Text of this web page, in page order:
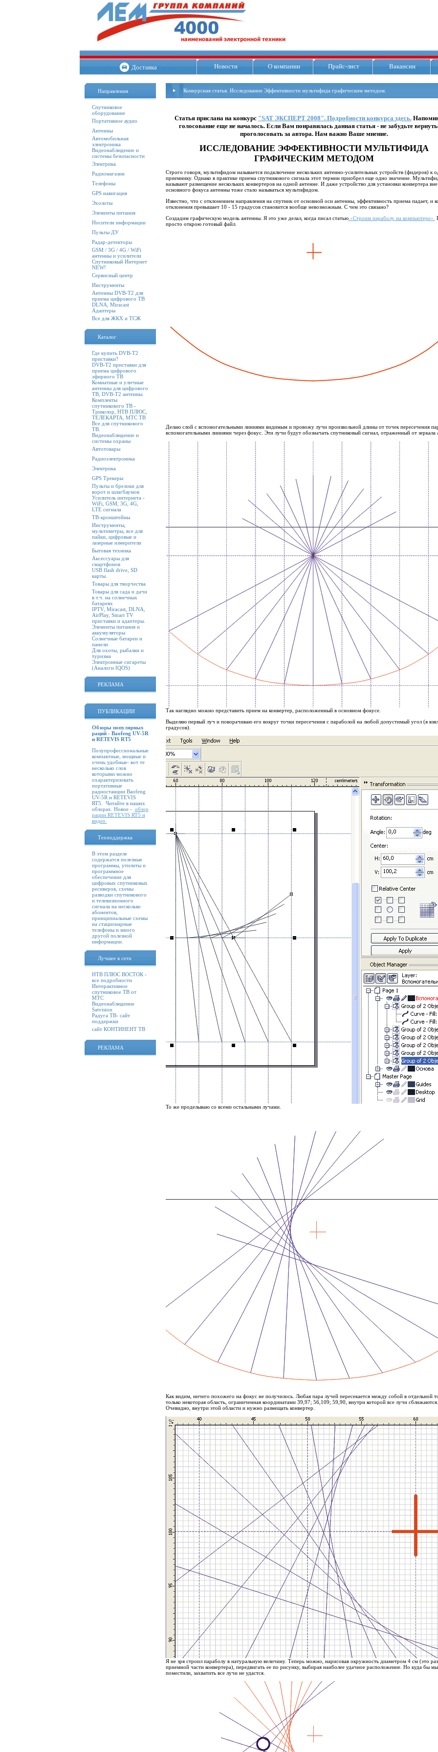
Доставка Новости О компании Прайс-лист Вакансии
Направления
Спутниковое
оборудование
Портативное аудио
Антенны
Автомобильная
электроника
Видеонаблюдение и
системы безопасности
Электрика
Радиомагазин
Телефоны
GPS навигация
Эхолоты
Элементы питания
Носители информации
Пульты ДУ
Радар-детекторы
GSM / 3G / 4G / WiFi
антенны и усилители
Спутниковый Интернет
NEW!
Сервисный центр
Инструменты
Антенны DVB-T2 для
приема цифрового ТВ
DLNA, Miracast
Адаптеры
Все для ЖКХ и ТСЖ
Каталог
Где купить DVB-T2
приставки?
DVB-T2 приставки для
приема цифрового
эфирного ТВ
Комнатные и уличные
антенны для цифрового
ТВ, DVB-T2 антенны.
Комплекты
спутникового ТВ -
Триколор, НТВ ПЛЮС,
ТЕЛЕКАРТА, МТС ТВ
Все для спутникового
ТВ.
Видеонаблюдение и
системы охраны
Автотовары
Радиоэлектроника
Электрика
GPS Трекеры
Пульты и брелоки для
ворот и шлагбаумов
Усилитель интернета -
WiFi, GSM, 3G, 4G,
LTE сигнала
ТВ-кронштейны
Инструменты,
мультиметры, все для
пайки, цифровые и
лазерные измерители
Бытовая техника
Аксессуары для
смартфонов
USB flash drive, SD
карты.
Товары для творчества
Товары для сада и дачи
в т.ч. на солнечных
батареях
IPTV, Miracast, DLNA,
AirPlay, Smart TV
приставки и адаптеры.
Элементы питания и
аккумуляторы
Солнечные батареи и
панели
Для охоты, рыбалки и
туризма
Электронные сигареты
(Аналоги IQOS)
РЕКЛАМА
ПУБЛИКАЦИИ
Обзоры популярных
раций - Baofeng UV-5R
и RETEVIS RT5
Полупрофессиональные
компактные, мощные и
очень удобные- вот те
несколько слов
которыми можно
охарактеризовать
портативные
радиостанции Baofeng
UV-5R и RETEVIS
RT5. Читайте в наших
обзорах. Новое - обзор
рации RETEVIS RT5 и
видео
Техподдержка
В этом разделе
содержатся полезные
программы, утилиты и
программное
обеспечение для
цифровых спутниковых
ресиверов, схемы
разводки спутникового
и телевизионного
сигнала на несколько
абонентов,
принципиальные схемы
на стационарные
телефоны и много
другой полезной
информации.
Лучшее в сети
НТВ ПЛЮС ВОСТОК -
все подробности
Интерактивное
спутниковое ТВ от
МТС
Видеонаблюдение
Satvision
Радуга ТВ- сайт
поддержки
сайт КОНТИНЕНТ ТВ
РЕКЛАМА
Конкурсная статья. Исследование Эффективности мультифида графическим методом.
Статья прислана на конкурс "SAT ЭКСПЕРТ 2008". Подробности конкурса здесь.
голосование еще не началось. Если Вам понравилась данная статья - не забудьте
проголосовать за автора. Нам важно Ваше мнение.
ИССЛЕДОВАНИЕ ЭФФЕКТИВНОСТИ МУЛЬТИФИДА
ГРАФИЧЕСКИМ МЕТОДОМ
Строго говоря, мультифидом называется подключение нескольких антенно-усилительных устройств (фидеров) к
приемнику. Однако в практике приема спутникового сигнала этот термин приобрел еще одно значение.
называют размещение нескольких конвертеров на одной антенне. И даже устройство для установки конвертера вне
основного фокуса антенны тоже стало называться мультифидом.
Известно, что с отклонением направления на спутник от основной оси антенны, эффективность приема падает, и
отклонения превышает 10 - 15 градусов становится вообще невозможным. С чем это связано?
Создадим графическую модель антенны. Я это уже делал, когда писал статью«Строим параболу на компьютере».
просто открою готовый файл.
Делаю слой с вспомогательными линиями видимым и провожу лучи произвольной длины от точек пересечения
вспомогательными линиями через фокус. Эти лучи будут обозначать спутниковый сигнал, отраженный от зеркала
Так наглядно можно представить прием на конвертер, расположенный в основном фокусе.
Выделяю первый луч и поворачиваю его вокруг точки пересечения с параболой на любой допустимый угол (я
градусов).
То же проделываю со всеми остальными лучами.
Как видим, ничего похожего на фокус не получилось. Любая пара лучей пересекается между собой в отдельной
только некоторая область, ограниченная координатами 39,97; 56,109; 59,90, внутри которой все лучи сближаются.
Очевидно, внутри этой области и нужно размещать конвертер.
Я не зря строил параболу в натуральную величину. Теперь можно, нарисовав окружность диаметром 4 см (это
приемной части конвертера), передвигать ее по рисунку, выбирая наиболее удачное расположение. Но куда бы
поместили, захватить все лучи не удастся.